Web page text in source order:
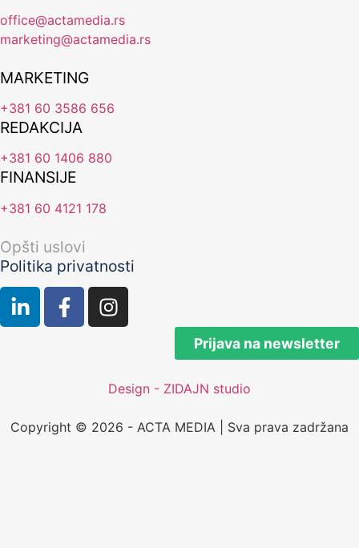
office@actamedia.rs
marketing@actamedia.rs
MARKETING
+381 60 3586 656
REDAKCIJA
+381 60 1406 880
FINANSIJE
+381 60 4121 178
Opšti uslovi
Politika privatnosti
Prijava na newsletter
Design - ZIDAJN studio
Copyright © 2026 - ACTA MEDIA | Sva prava zadržana